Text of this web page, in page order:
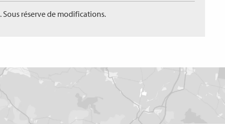
réserve de modifications.